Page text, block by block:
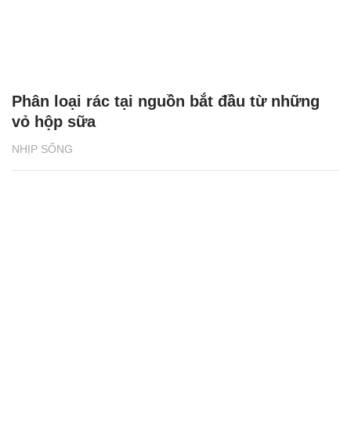
NHỊP SỐNG
Phân loại rác tại nguồn bắt đầu từ những
vỏ hộp sữa